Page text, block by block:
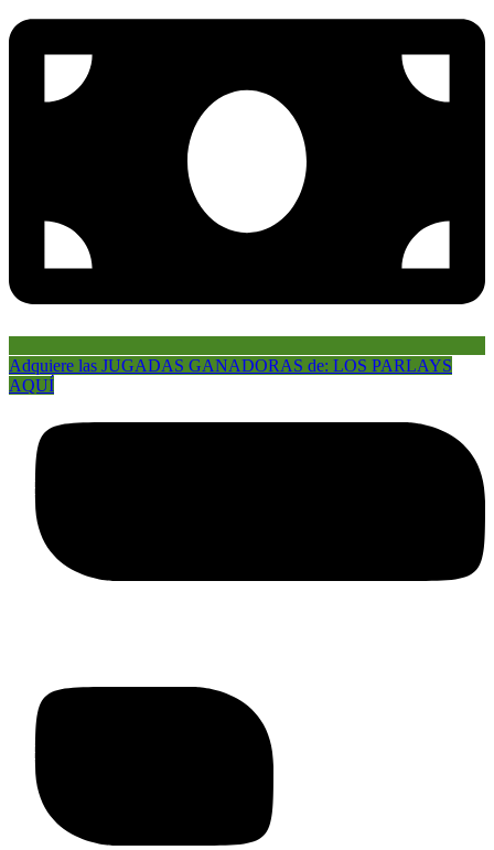
Adquiere las JUGADAS GANADORAS de: LOS PARLAYS
AQUÍ